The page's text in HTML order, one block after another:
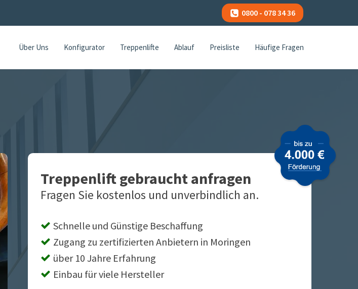
0800 - 078 34 36
Über Uns Konfigurator Treppenlifte Ablauf Preisliste Häufige Fragen
Treppenlift gebraucht anfragen
Fragen Sie kostenlos und unverbindlich an.
Schnelle und Günstige Beschaffung
Zugang zu zertifizierten Anbietern in Moringen
über 10 Jahre Erfahrung
Einbau für viele Hersteller